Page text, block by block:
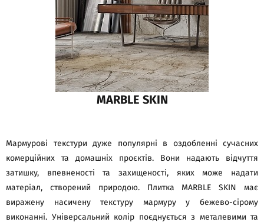
MARBLE SKIN
Мармурові текстури дуже популярні в оздобленні сучасних
комерційних та домашніх проєктів. Вони надають відчуття
затишку, впевненості та захищеності, яких може надати
матеріал, створений природою. Плитка MARBLE SKIN має
виражену насичену текстуру мармуру у бежево-сірому
виконанні. Універсальний колір поєднується з металевими та